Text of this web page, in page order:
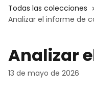
Todas las colecciones
Analizar el informe de
Analizar
13 de mayo de 2026